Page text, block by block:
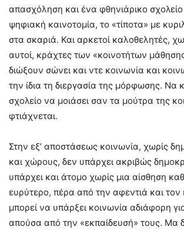
απασχόληση και ένα φθηνιάρικο
ψηφιακή καινοτομία, το «τίποτα» με
στα σκαριά. Και αρκετοί καλοθελητές,
αυτοί, κράχτες των «κοινοτήτων
διώξουν σώνει και ντε κοινωνία και
την ίδια τη διεργασία της μόρφωσης. Να
σχολείο να μοιάσει σαν τα μούτρα της
φτιάχνεται.
Στην εξ’ αποστάσεως κοινωνία, χωρίς
και χώρους, δεν υπάρχει ακριβώς
υπάρχει και άτομο χωρίς μια αίσθηση
ευρύτερο, πέρα από την αφεντιά και
μπορεί να υπάρξει κοινωνία αδιάφορη
απούσα από την «εκπαίδευσή» τους. Μα